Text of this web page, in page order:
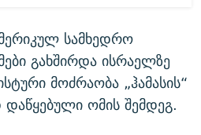
სამხედრო
გახშირდა ისრაელზე
მოძრაობა „ჰამასის“
ომის შემდეგ.